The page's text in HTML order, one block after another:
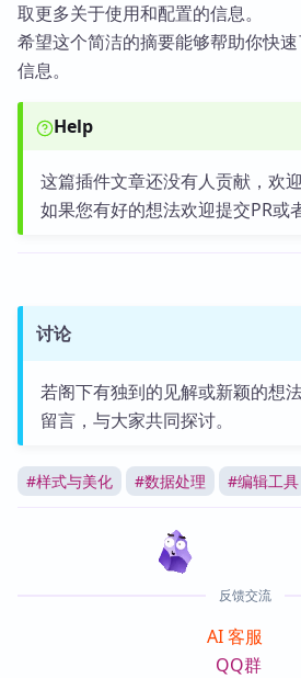
取更多关于使用和配置的信息。
希望这个简洁的摘要能够帮助你快
信息。
Help
这篇插件文章还没有人贡献，欢
如果您有好的想法欢迎提交PR或
讨论
若阁下有独到的见解或新颖的想
留言，与大家共同探讨。
#样式与美化 #数据处理 #编辑工具
反馈交流
AI 客服
QQ群